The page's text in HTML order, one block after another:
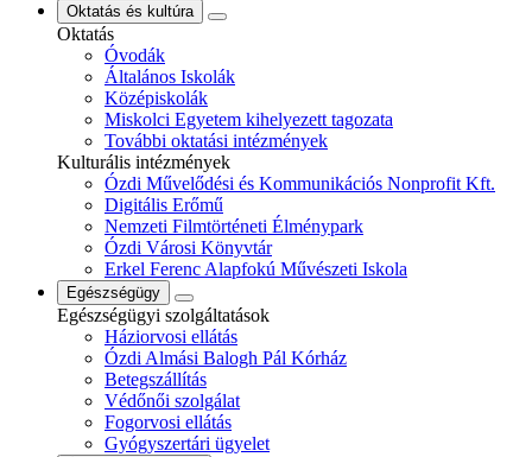
Oktatás és kultúra
Oktatás
Óvodák
Általános Iskolák
Középiskolák
Miskolci Egyetem kihelyezett tagozata
További oktatási intézmények
Kulturális intézmények
Ózdi Művelődési és Kommunikációs Nonprofit Kft.
Digitális Erőmű
Nemzeti Filmtörténeti Élménypark
Ózdi Városi Könyvtár
Erkel Ferenc Alapfokú Művészeti Iskola
Egészségügy
Egészségügyi szolgáltatások
Háziorvosi ellátás
Ózdi Almási Balogh Pál Kórház
Betegszállítás
Védőnői szolgálat
Fogorvosi ellátás
Gyógyszertári ügyelet